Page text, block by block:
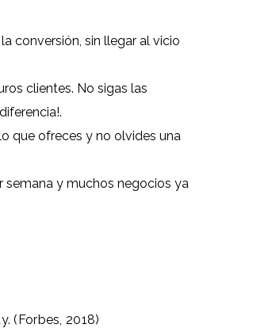
conversión, sin llegar al vicio
clientes. No sigas las
que ofreces y no olvides una
semana y muchos negocios ya
(Forbes, 2018)